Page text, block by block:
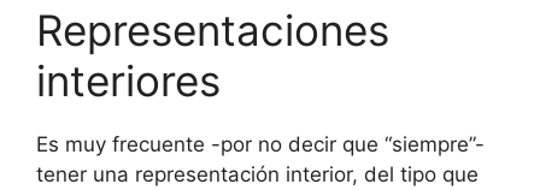
Representaciones
interiores
Es muy frecuente -por no decir que “siempre”-
tener una representación interior, del tipo que